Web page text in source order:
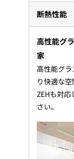
断熱性能
高性能グ
家
高性能グ
り快適な空
ZEHも対
さい。